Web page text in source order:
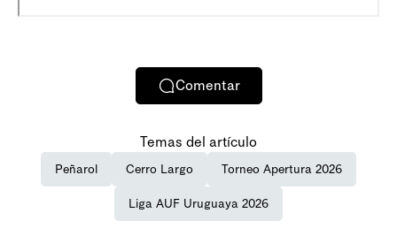
Comentar
Temas del artículo
Peñarol Cerro Largo Torneo Apertura 2026
Liga AUF Uruguaya 2026